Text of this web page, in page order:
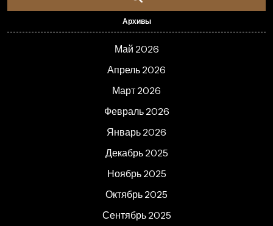
Архивы
Май 2026
Апрель 2026
Март 2026
Февраль 2026
Январь 2026
Декабрь 2025
Ноябрь 2025
Октябрь 2025
Сентябрь 2025